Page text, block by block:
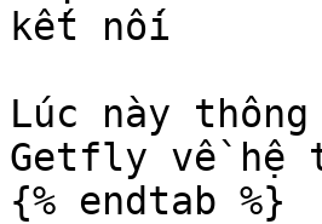
kết nối
Lúc này
Getfly về hệ
{% endtab %}